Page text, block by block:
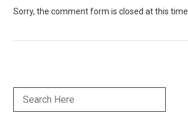
Sorry, the comment form is closed at this time.